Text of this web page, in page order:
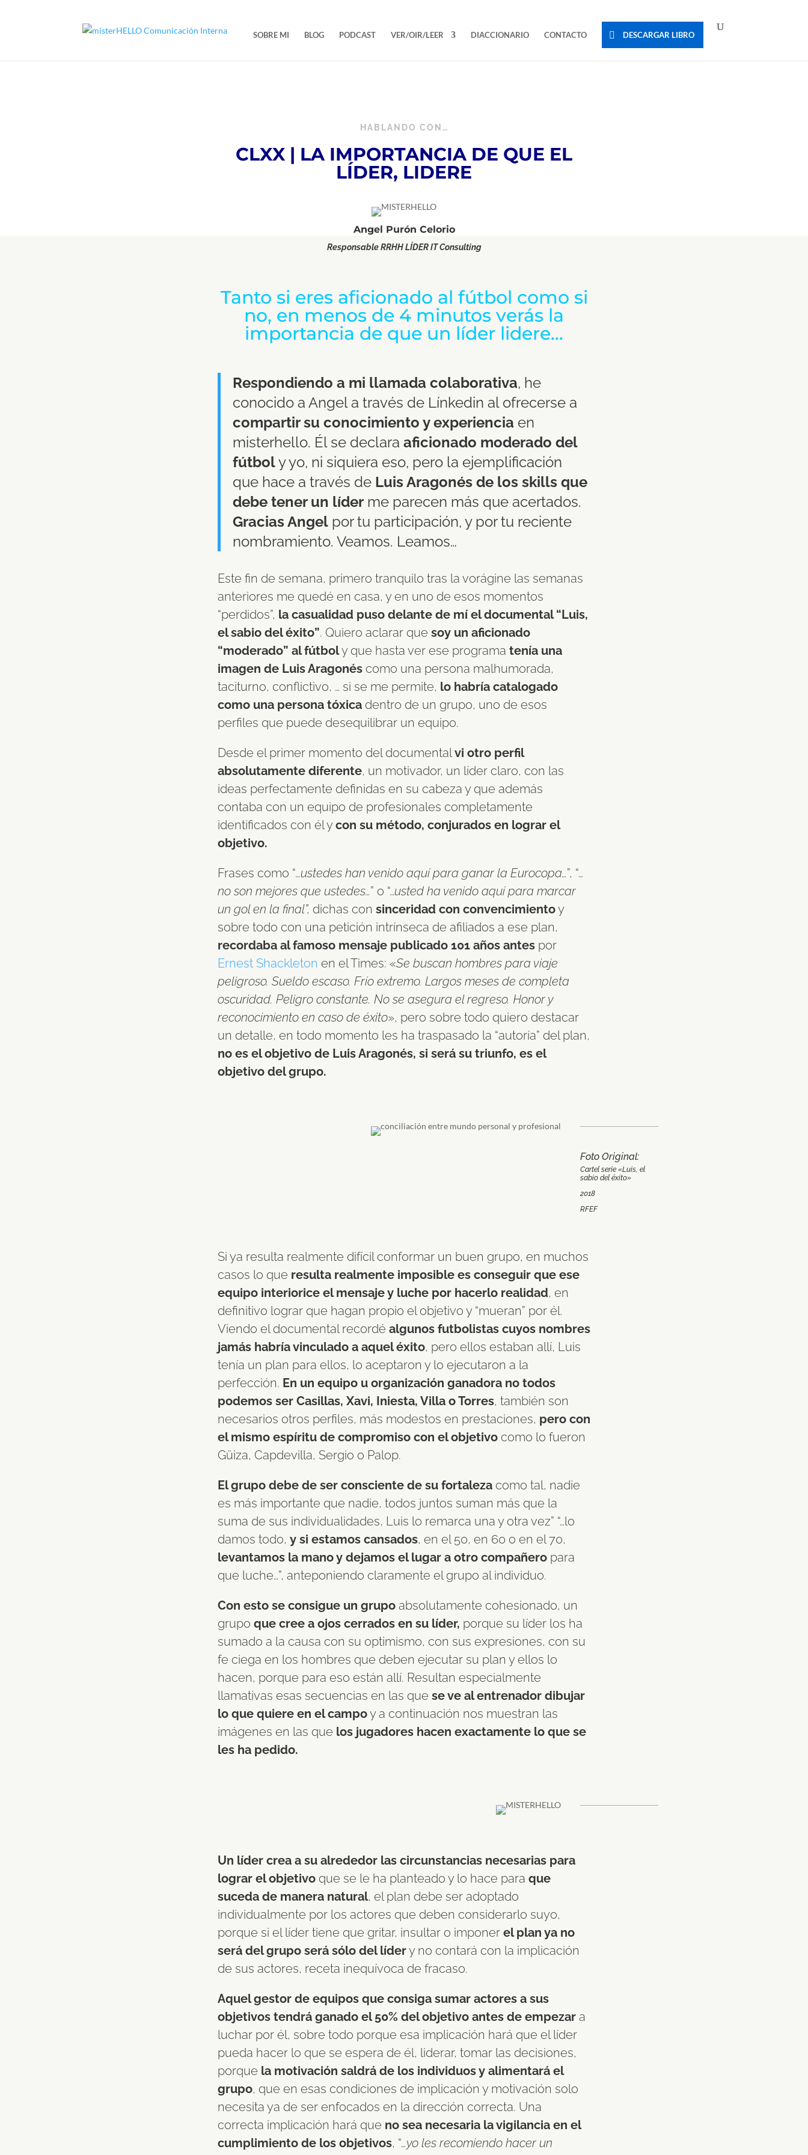
SOBRE MI BLOG PODCAST VER/OIR/LEER DIACCIONARIO CONTACTO DESCARGAR LIBRO
HABLANDO CON…
CLXX | LA IMPORTANCIA DE QUE EL
LÍDER, LIDERE
Angel Purón Celorio
Responsable RRHH LÍDER IT Consulting
Tanto si eres aficionado al fútbol como si
no, en menos de 4 minutos verás la
importancia de que un líder lidere…​
Respondiendo a mi llamada colaborativa, he
conocido a Angel a través de Línkedin al ofrecerse a
compartir su conocimiento y experiencia en
misterhello. Él se declara aficionado moderado del
fútboly yo, ni siquiera eso, pero la ejemplificación
que hace a través de Luis Aragonés de los skills que
debe tener un líder me parecen más que acertados.
Gracias Angel por tu participación, y por tu reciente
nombramiento. Veamos. Leamos…
Este fin de semana, primero tranquilo tras la vorágine las semanas
anteriores me quedé en casa, y en uno de esos momentos
“perdidos”, la casualidad puso delante de mí el documental “Luis,
el sabio del éxito”. Quiero aclarar que soy un aficionado
“moderado” al fútboly que hasta ver ese programa tenía una
imagen de Luis Aragonés como una persona malhumorada,
taciturno, conflictivo, … si se me permite, lo habría catalogado
como una persona tóxica dentro de un grupo, uno de esos
perfiles que puede desequilibrar un equipo.
Desde el primer momento del documental vi otro perfil
absolutamente diferente, un motivador, un líder claro, con las
ideas perfectamente definidas en su cabeza y que además
contaba con un equipo de profesionales completamente
identificados con él ycon su método, conjurados en lograr el
objetivo.
Frases como “…ustedes han venido aquí para ganar la Eurocopa…”, “…
no son mejores que ustedes…” o “…usted ha venido aquí para marcar
un gol en la final”, dichas con sinceridad con convencimientoy
sobre todo con una petición intrínseca de afiliados a ese plan,
recordaba al famoso mensaje publicado 101 años antes por
Ernest Shackleton en el Times: «Se buscan hombres para viaje
peligroso. Sueldo escaso. Frío extremo. Largos meses de completa
oscuridad. Peligro constante. No se asegura el regreso. Honor y
reconocimiento en caso de éxito», pero sobre todo quiero destacar
un detalle, en todo momento les ha traspasado la “autoría” del plan,
no es el objetivo de Luis Aragonés, si será su triunfo, es el
objetivo del grupo.
Foto Original:
Cartel serie «Luis, el
sabio del éxito»
2018
RFEF
Si ya resulta realmente difícil conformar un buen grupo, en muchos
casos lo que resulta realmente imposible es conseguir que ese
equipo interiorice el mensaje y luche por hacerlo realidad, en
definitivo lograr que hagan propio el objetivo y “mueran” por él.
Viendo el documental recordé algunos futbolistas cuyos nombres
jamás habría vinculado a aquel éxito, pero ellos estaban allí, Luis
tenía un plan para ellos, lo aceptaron y lo ejecutaron a la
perfección. En un equipo u organización ganadora no todos
podemos ser Casillas, Xavi, Iniesta, Villa o Torres, también son
necesarios otros perfiles, más modestos en prestaciones, pero con
el mismo espíritu de compromiso con el objetivo como lo fueron
Güiza, Capdevilla, Sergio o Palop.
El grupo debe de ser consciente de su fortaleza como tal, nadie
es más importante que nadie, todos juntos suman más que la
suma de sus individualidades, Luis lo remarca una y otra vez” “…lo
damos todo, y si estamos cansados, en el 50, en 60 o en el 70,
levantamos la mano y dejamos el lugar a otro compañero para
que luche…”, anteponiendo claramente el grupo al individuo.
Con esto se consigue un grupo absolutamente cohesionado, un
grupo que cree a ojos cerrados en su líder, porque su líder los ha
sumado a la causa con su optimismo, con sus expresiones, con su
fe ciega en los hombres que deben ejecutar su plan y ellos lo
hacen, porque para eso están allí. Resultan especialmente
llamativas esas secuencias en las que se ve al entrenador dibujar
lo que quiere en el campoy a continuación nos muestran las
imágenes en las que los jugadores hacen exactamente lo que se
les ha pedido.
Un líder crea a su alrededor las circunstancias necesarias para
lograr el objetivo que se le ha planteado y lo hace para que
suceda de manera natural, el plan debe ser adoptado
individualmente por los actores que deben considerarlo suyo,
porque si el líder tiene que gritar, insultar o imponer el plan ya no
será del grupo será sólo del lídery no contará con la implicación
de sus actores, receta inequívoca de fracaso.
Aquel gestor de equipos que consiga sumar actores a sus
objetivos tendrá ganado el 50% del objetivo antes de empezar a
luchar por él, sobre todo porque esa implicación hará que el líder
pueda hacer lo que se espera de él, liderar, tomar las decisiones,
porque la motivación saldrá de los individuos y alimentará el
grupo, que en esas condiciones de implicación y motivación solo
necesita ya de ser enfocados en la dirección correcta. Una
correcta implicación hará que no sea necesaria la vigilancia en el
cumplimiento de los objetivos, “…yo les recomiendo hacer un